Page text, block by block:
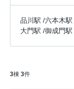
品川駅 /六本木駅
大門駅 /御成門駅
3棟 3件